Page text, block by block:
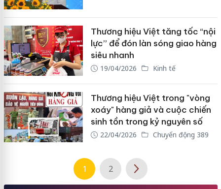
Thương hiệu Việt tăng tốc “nội
lực” để đón làn sóng giao hàng
siêu nhanh
19/04/2026 Kinh tế
Thương hiệu Việt trong "vòng
xoáy" hàng giả và cuộc chiến
sinh tồn trong kỷ nguyên số
22/04/2026 Chuyển động 389
1 2